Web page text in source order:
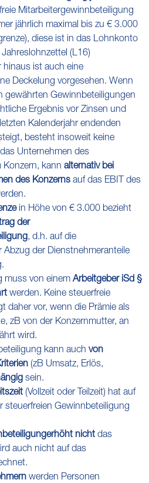
Mitarbeitergewinnbeteiligung
jährlich maximal bis zu € 3.000
diese ist in das Lohnkonto
(L16)
hinaus ist auch eine
Deckelung vorgesehen. Wenn
gewährten Gewinnbeteiligungen
Ergebnis vor Zinsen und
Kalenderjahr endenden
besteht insoweit keine
Unternehmen des
Konzern, kann alternativ bei
des Konzerns auf das EBIT des
in Höhe von € 3.000 bezieht
der
, d.h. auf die
der Dienstnehmeranteile
muss von einemArbeitgeber iSd §
werden. Keine steuerfreie
daher vor, wenn die Prämie als
zB von der Konzernmutter, an
wird.
kann auch von
(zB Umsatz, Erlös,
sein.
(Vollzeit oder Teilzeit) hat auf
steuerfreien Gewinnbeteiligung
erhöht nicht das
auch nicht auf das
werden Personen